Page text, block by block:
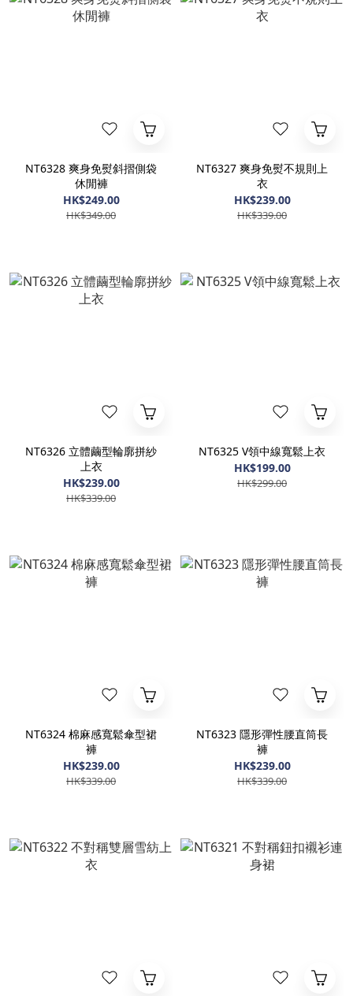
NT6328 爽身免熨斜摺側袋
休閒褲
HK$249.00
HK$349.00
NT6327 爽身免熨不規則上
衣
HK$239.00
HK$339.00
NT6326 立體繭型輪廓拼紗
上衣
HK$239.00
HK$339.00
NT6325 V領中線寬鬆上衣
HK$199.00
HK$299.00
NT6324 棉麻感寬鬆傘型裙
褲
HK$239.00
HK$339.00
NT6323 隱形彈性腰直筒長
褲
HK$239.00
HK$339.00